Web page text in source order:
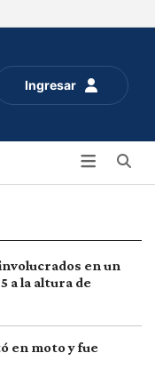
Ingresar
en un
a la altura de
en moto y fue